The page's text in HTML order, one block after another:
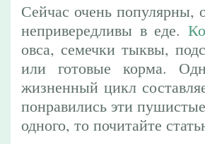
Сейчас очень популярны,
непривередливы в еде.
овса, семечки тыквы,
или готовые корма.
жизненный цикл
понравились эти
одного, то почитайте